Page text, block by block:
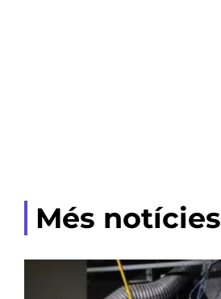
Més notícies